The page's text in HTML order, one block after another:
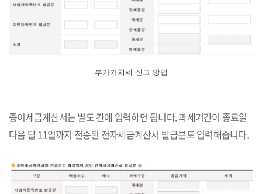
부가가치세 신고 방법
종이세금계산서는 별도 칸에 입력하면 됩니다. 과세기간이 종료일
다음 달 11일까지 전송된 전자세금계산서 발급분도 입력해줍니다.